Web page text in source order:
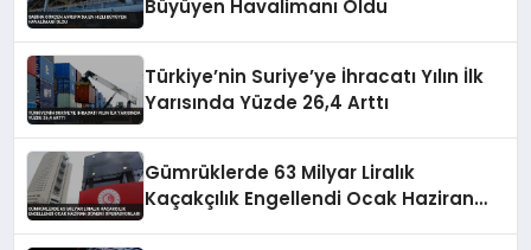
Büyüyen Havalimanı Oldu
Türkiye’nin Suriye’ye İhracatı Yılın İlk
Yarısında Yüzde 26,4 Arttı
Gümrüklerde 63 Milyar Liralık
Kaçakçılık Engellendi Ocak Haziran